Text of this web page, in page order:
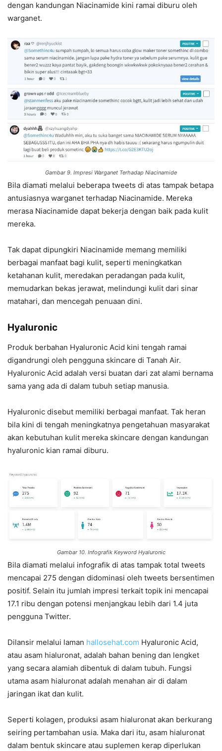
dengan kandungan Niacinamide kini ramai diburu oleh
warganet.
Gambar 9. Impresi Warganet Terhadap Niacinamide
Bila diamati melalui beberapa tweets di atas tampak betapa
antusiasnya warganet terhadap Niacinamide. Mereka
merasa Niacinamide dapat bekerja dengan baik pada kulit
mereka.
Tak dapat dipungkiri Niacinamide memang memiliki
berbagai manfaat bagi kulit, seperti meningkatkan
ketahanan kulit, meredakan peradangan pada kulit,
memudarkan bekas jerawat, melindungi kulit dari sinar
matahari, dan mencegah penuaan dini.
Hyaluronic
Produk berbahan Hyaluronic Acid kini tengah ramai
digandrungi oleh pengguna skincare di Tanah Air.
Hyaluronic Acid adalah versi buatan dari zat alami bernama
sama yang ada di dalam tubuh setiap manusia.
Hyaluronic disebut memiliki berbagai manfaat. Tak heran
bila kini di tengah meningkatnya pengetahuan masyarakat
akan kebutuhan kulit mereka skincare dengan kandungan
hyaluronic kian ramai diburu.
Gambar 10. Infografik Keyword Hyaluronic
Bila diamati melalui infografik di atas tampak total tweets
mencapai 275 dengan didominasi oleh tweets bersentimen
positif. Selain itu jumlah impresi terkait topik ini mencapai
17.1 ribu dengan potensi menjangkau lebih dari 1.4 juta
pengguna Twitter.
Dilansir melalui laman hallosehat.com Hyaluronic Acid,
atau asam hialuronat, adalah bahan bening dan lengket
yang secara alamiah dibentuk di dalam tubuh. Fungsi
utama asam hialuronat adalah menahan air di dalam
jaringan ikat dan kulit.
Seperti kolagen, produksi asam hialuronat akan berkurang
seiring pertambahan usia. Maka dari itu, asam hialuronat
dalam bentuk skincare atau suplemen kerap diperlukan